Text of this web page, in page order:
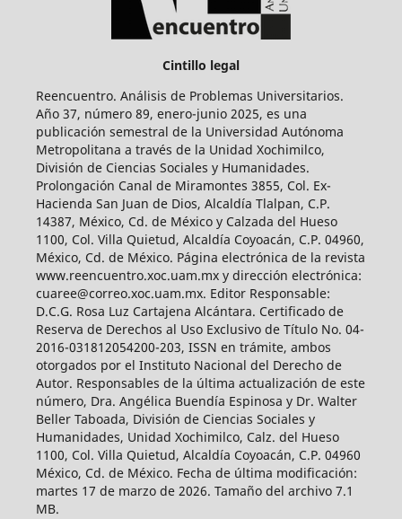
Cintillo legal
Reencuentro. Análisis de Problemas Universitarios.
Año 37, número 89, enero-junio 2025, es una
publicación semestral de la Universidad Autónoma
Metropolitana a través de la Unidad Xochimilco,
División de Ciencias Sociales y Humanidades.
Prolongación Canal de Miramontes 3855, Col. Ex-
Hacienda San Juan de Dios, Alcaldía Tlalpan, C.P.
14387, México, Cd. de México y Calzada del Hueso
1100, Col. Villa Quietud, Alcaldía Coyoacán, C.P. 04960,
México, Cd. de México. Página electrónica de la revista
www.reencuentro.xoc.uam.mx y dirección electrónica:
cuaree@correo.xoc.uam.mx. Editor Responsable:
D.C.G. Rosa Luz Cartajena Alcántara. Certificado de
Reserva de Derechos al Uso Exclusivo de Título No. 04-
2016-031812054200-203, ISSN en trámite, ambos
otorgados por el Instituto Nacional del Derecho de
Autor. Responsables de la última actualización de este
número, Dra. Angélica Buendía Espinosa y Dr. Walter
Beller Taboada, División de Ciencias Sociales y
Humanidades, Unidad Xochimilco, Calz. del Hueso
1100, Col. Villa Quietud, Alcaldía Coyoacán, C.P. 04960
México, Cd. de México. Fecha de última modificación:
martes 17 de marzo de 2026. Tamaño del archivo 7.1
MB.